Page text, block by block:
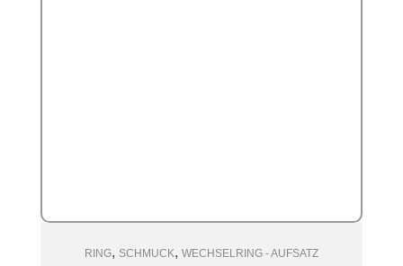
Zum Warenkorb
RING, SCHMUCK, WECHSELRING - AUFSATZ